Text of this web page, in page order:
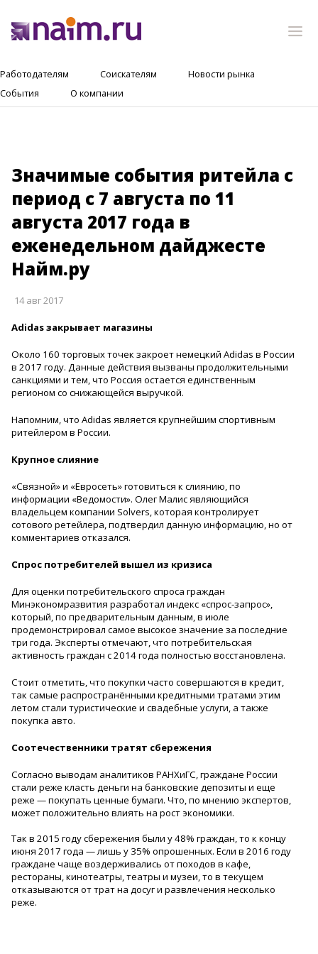
Работодателям Соискателям
Новости рынка
События
О компании
Значимые события ритейла с
период с 7 августа по 11
августа 2017 года в
еженедельном дайджесте
Найм.ру
14 авг 2017
Adidasзакрывает магазины
Около 160 торговых точек закроет немецкий Adidas в России
в 2017 году. Данные действия вызваны продолжительными
санкциями и тем, что Россия остается единственным
регионом со снижающейся выручкой.
Напомним, что Adidas является крупнейшим спортивным
ритейлером в России.
Крупное слияние
«Связной» и «Евросеть» готовиться к слиянию, по
информации «Ведомости». Олег Малис являющийся
владельцем компании Solvers, которая контролирует
сотового ретейлера, подтвердил данную информацию, но от
комментариев отказался.
Спрос потребителей вышел из кризиса
Для оценки потребительского спроса граждан
Минэкономразвития разработал индекс «спрос-запрос»,
который, по предварительным данным, в июле
продемонстрировал самое высокое значение за последние
три года. Эксперты отмечают, что потребительская
активность граждан с 2014 года полностью восстановлена.
Стоит отметить, что покупки часто совершаются в кредит,
так самые распространёнными кредитными тратами этим
летом стали туристические и свадебные услуги, а также
покупка авто.
Соотечественники тратят сбережения
Согласно выводам аналитиков РАНХиГС, граждане России
стали реже класть деньги на банковские депозиты и еще
реже — покупать ценные бумаги. Что, по мнению экспертов,
может положительно влиять на рост экономики.
Так в 2015 году сбережения были у 48% граждан, то к концу
июня 2017 года — лишь у 35% опрошенных. Если в 2016 году
граждане чаще воздерживались от походов в кафе,
рестораны, кинотеатры, театры и музеи, то в текущем
отказываются от трат на досуг и развлечения несколько
реже.